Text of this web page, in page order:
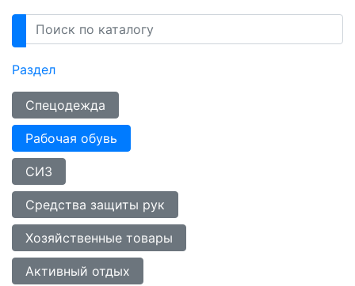
Раздел
Спецодежда
Рабочая обувь
СИЗ
Средства защиты рук
Хозяйственные товары
Активный отдых